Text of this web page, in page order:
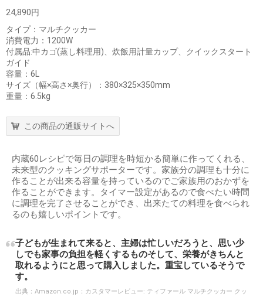
24,890円
タイプ：マルチクッカー
消費電力：1200W
付属品:中カゴ(蒸し料理用)、炊飯用計量カップ、クイックスタート
ガイド
容量：6L
サイズ（幅×高さ×奥行）：380×325×350mm
重量：6.5kg
この商品の通販サイトへ
内蔵60レシピで毎日の調理を時短かる簡単に作ってくれる、
未来型のクッキングサポーターです。家族分の調理も十分に
作ることが出来る容量を持っているのでご家族用のおかずを
作ることができます。タイマー設定があるので食べたい時間
に調理を完了させることができ、出来たての料理を食べられ
るのも嬉しいポイントです。
子どもが生まれて来ると、主婦は忙しいだろうと、思い少
しでも家事の負担を軽くするものそして、栄養がきちんと
取れるようにと思って購入しました。重宝しているそうで
す。
出典： Amazon.co.jp：カスタマーレビュー: ティファール マルチクッカー クッ